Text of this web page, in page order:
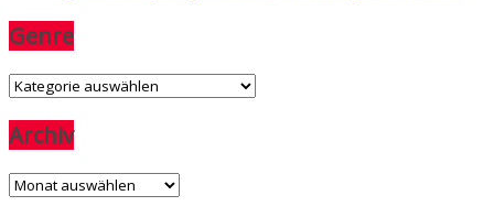
Genre
Genre
Archiv
Archiv